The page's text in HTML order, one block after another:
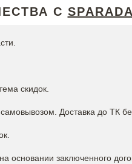
С SPARADA
скидок.
Доставка до ТК
заключенного